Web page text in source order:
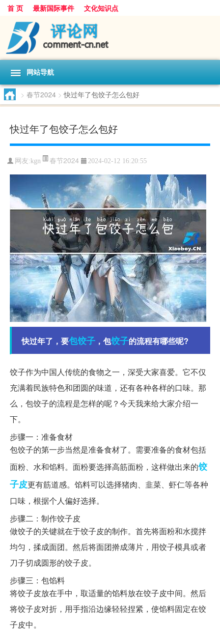
首 页 最新国际事件 文化知识点
网站导航
> 春节2024 > 快过年了包饺子怎么包好
快过年了包饺子怎么包好
网友: kgn 春节2024 2024-02-12 16:20:55
快过年了，要包饺子 ，包饺子的流程有哪些呢?
饺子作为中国人传统的食物之一，深受大家喜爱。它不仅
充满着民族特色和团圆的味道，还有各种各样的口味。那
么，包饺子的流程是怎样的呢？今天我来给大家介绍一
下。
步骤一：准备食材
包饺子的第一步当然是准备食材了。需要准备的食材包括
面粉、水和馅料。面粉要选择高筋面粉，这样做出来的饺
子皮更有筋道感。馅料可以选择猪肉、韭菜、虾仁等各种
口味，根据个人偏好选择。
步骤二：制作饺子皮
做饺子的关键就在于饺子皮的制作。首先将面粉和水搅拌
均匀，揉成面团。然后将面团擀成薄片，用饺子模具或者
刀子切成圆形的饺子皮。
步骤三：包馅料
将饺子皮放在手中，取适量的馅料放在饺子皮中间。然后
将饺子皮对折，用手指沿边缘轻轻捏紧，使馅料固定在饺
子皮中。